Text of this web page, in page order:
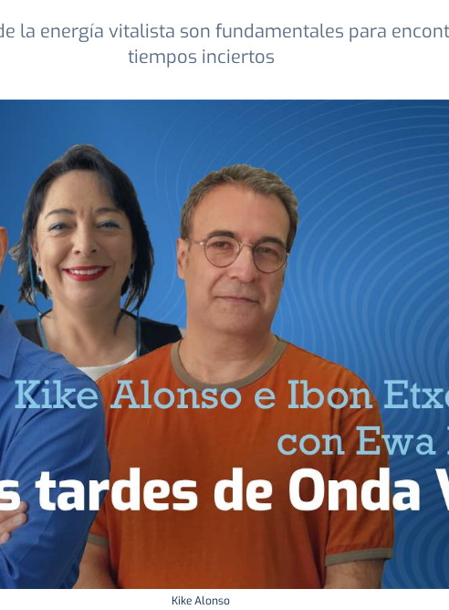
la energía vitalista son fundamentales para
tiempos inciertos
Kike Alonso